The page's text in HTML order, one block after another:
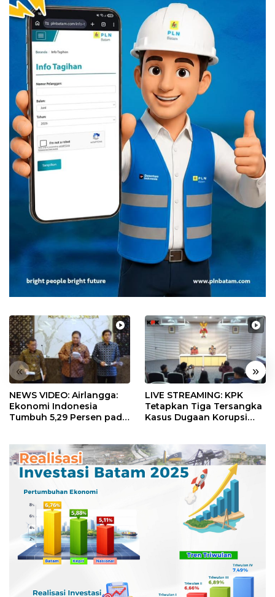
« »
NEWS VIDEO: Airlangga:
Ekonomi Indonesia
Tumbuh 5,29 Persen pada
LIVE STREAMING: KPK
Tetapkan Tiga Tersangka
Kasus Dugaan Korupsi